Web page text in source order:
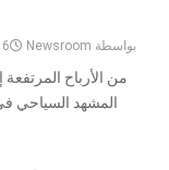
بواسطة Newsroom
16
من الأرباح
المشهد السياحي في